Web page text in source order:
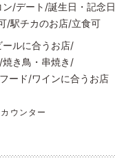
ン デート 誕生日・記念日
駅チカのお店 立食可
ールに合うお店
焼き鳥・串焼き
ード ワインに合うお店
ウンター